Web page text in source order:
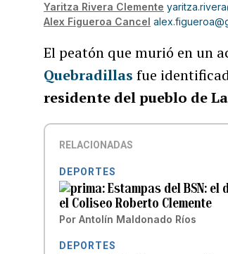
Yaritza Rivera Clemente
Alex Figueroa Cancel
El peatón que murió en un
Quebradillas fue
residente del pueblo de
RELACIONADAS
DEPORTES
Estampas del BSN:
el Coliseo Roberto Clemente
Por Antolín Maldonado Ríos
DEPORTES